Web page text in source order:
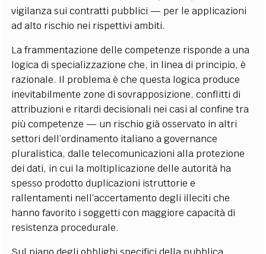
vigilanza sui contratti pubblici — per le applicazioni
ad alto rischio nei rispettivi ambiti.
La frammentazione delle competenze risponde a una
logica di specializzazione che, in linea di principio, è
razionale. Il problema è che questa logica produce
inevitabilmente zone di sovrapposizione, conflitti di
attribuzioni e ritardi decisionali nei casi al confine tra
più competenze — un rischio già osservato in altri
settori dell’ordinamento italiano a governance
pluralistica, dalle telecomunicazioni alla protezione
dei dati, in cui la moltiplicazione delle autorità ha
spesso prodotto duplicazioni istruttorie e
rallentamenti nell’accertamento degli illeciti che
hanno favorito i soggetti con maggiore capacità di
resistenza procedurale.